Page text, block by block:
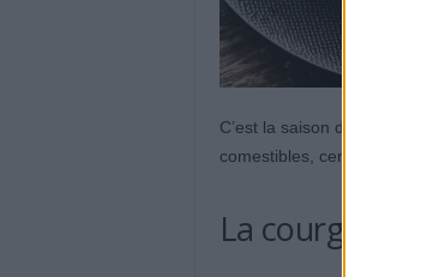
C’est la saison des
comestibles, certaines
La courge a-